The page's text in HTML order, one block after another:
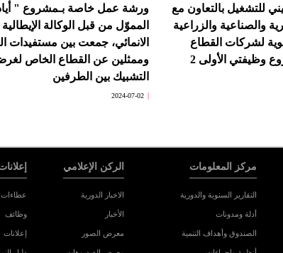
للتشغيل بالتعاون مع
والصناعية والزراعية
لشركات القطاع
وظيفتي الأولى 2
ورشة عمل خاصة بـمشروع "
المموّل من قبل الوكالة
الانمائي، جمعت بين مستفيدات
وممثلين عن القطاع الخاص
التشبيك بين الطرفين
2024-07-02
مركز المعلومات
التقارير السنوية والدورية
أدلة ومدونات
الصندوق وأهداف التنمية
الركن الإعلامي
الاخبار الدورية
الأخبار
معرض الصور
عطاءات
وظائف
إعلانات